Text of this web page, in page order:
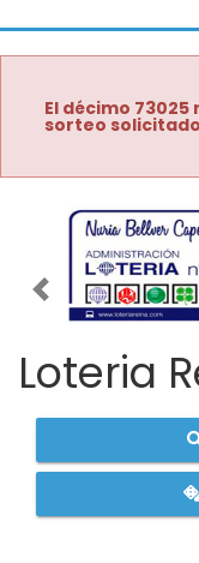
El décimo
sorteo solicitado
Imagen anterior
Loteria